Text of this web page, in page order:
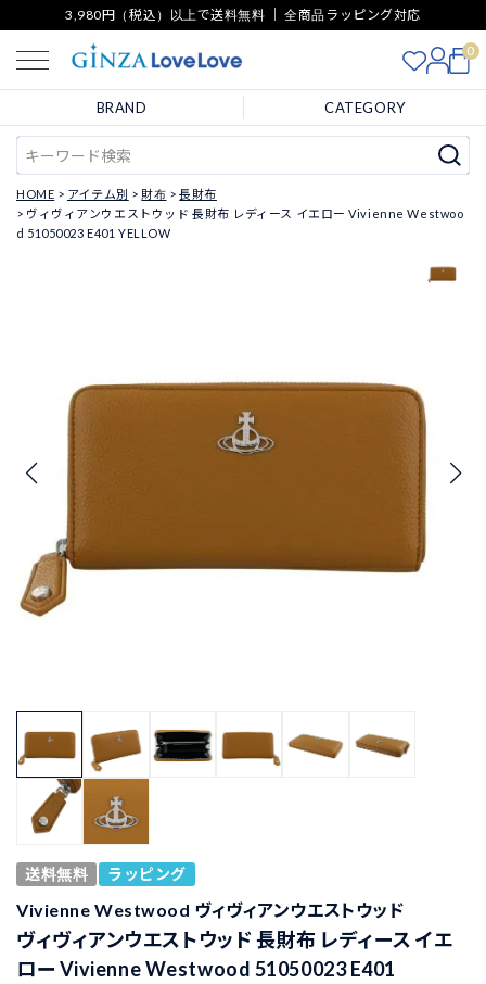
3,980円（税込）以上で送料無料 ｜ 全商品ラッピング対応
0
BRAND CATEGORY
HOME アイテム別 財布
長財布
ヴィヴィアンウエストウッド 長財布 レディース イエロー Vivienne Westwoo
d 51050023 E401 YELLOW
送料無料 ラッピング
Vivienne Westwood ヴィヴィアンウエストウッド
ヴィヴィアンウエストウッド 長財布 レディース イエ
ロー Vivienne Westwood 51050023 E401